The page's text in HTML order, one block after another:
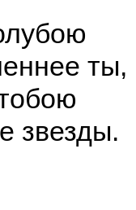
ты,
звезды.